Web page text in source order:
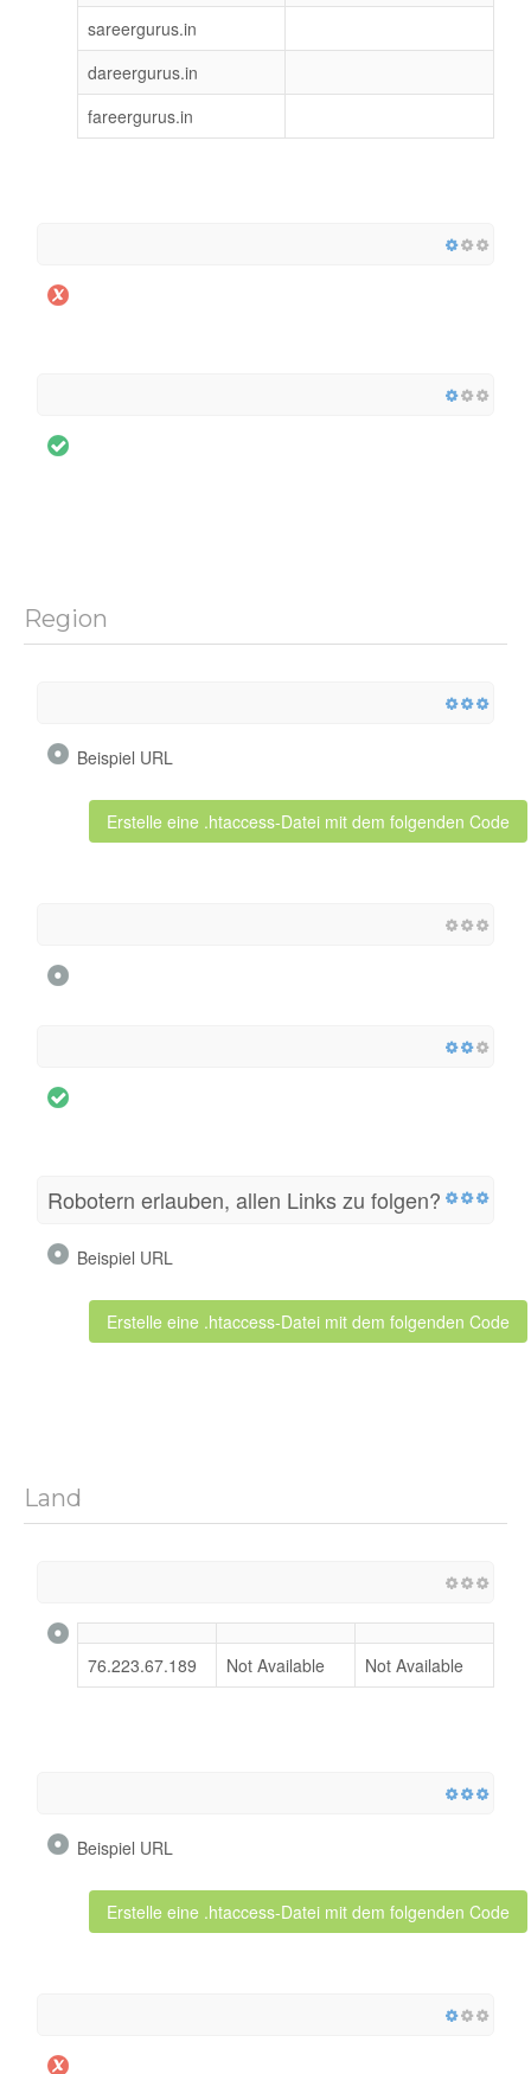
sareergurus.in
dareergurus.in
fareergurus.in
Region
Beispiel URL
Erstelle eine .htaccess-Datei mit dem folgenden Code
Robotern erlauben, allen Links zu folgen?
Beispiel URL
Erstelle eine .htaccess-Datei mit dem folgenden Code
Land
76.223.67.189 Not Available Not Available
Beispiel URL
Erstelle eine .htaccess-Datei mit dem folgenden Code